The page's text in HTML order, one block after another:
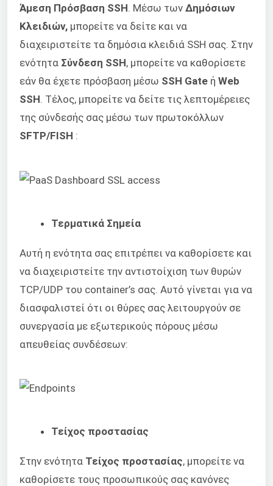
Άμεση Πρόσβαση SSH. Μέσω των Δημόσιων
Κλειδιών, μπορείτε να δείτε και να
διαχειριστείτε τα δημόσια κλειδιά SSH σας. Στην
ενότητα Σύνδεση SSH, μπορείτε να καθορίσετε
εάν θα έχετε πρόσβαση μέσω SSH Gate ή Web
SSH. Τέλος, μπορείτε να δείτε τις λεπτομέρειες
της σύνδεσής σας μέσω των πρωτοκόλλων
SFTP/FISH :
Τερματικά Σημεία
Αυτή η ενότητα σας επιτρέπει να καθορίσετε και
να διαχειριστείτε την αντιστοίχιση των θυρών
TCP/UDP του container’s σας. Αυτό γίνεται για να
διασφαλιστεί ότι οι θύρες σας λειτουργούν σε
συνεργασία με εξωτερικούς πόρους μέσω
απευθείας συνδέσεων:
Τείχος προστασίας
Στην ενότητα Τείχος προστασίας, μπορείτε να
καθορίσετε τους προσωπικούς σας κανόνες